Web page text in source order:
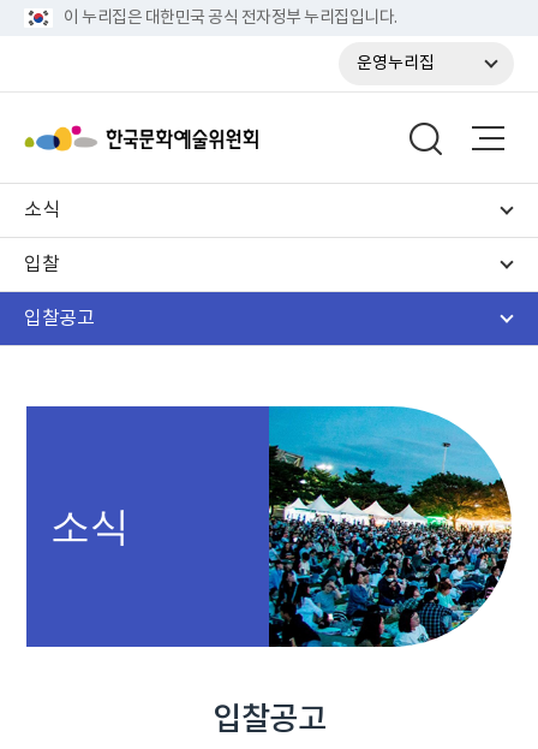
이 누리집은 대한민국 공식 전자정부 누리집입니다.
운영누리집
소식
입찰
입찰공고
소식
입찰공고